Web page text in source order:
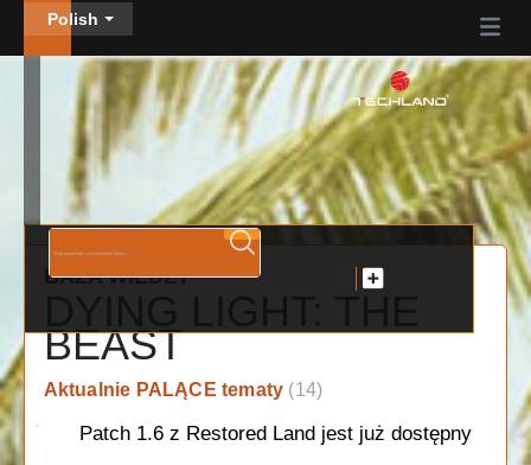
Polish
BAZA WIEDZY
BEAST
Aktualnie PALĄCE tematy 14
Patch 1.6 z Restored Land jest już dostępny